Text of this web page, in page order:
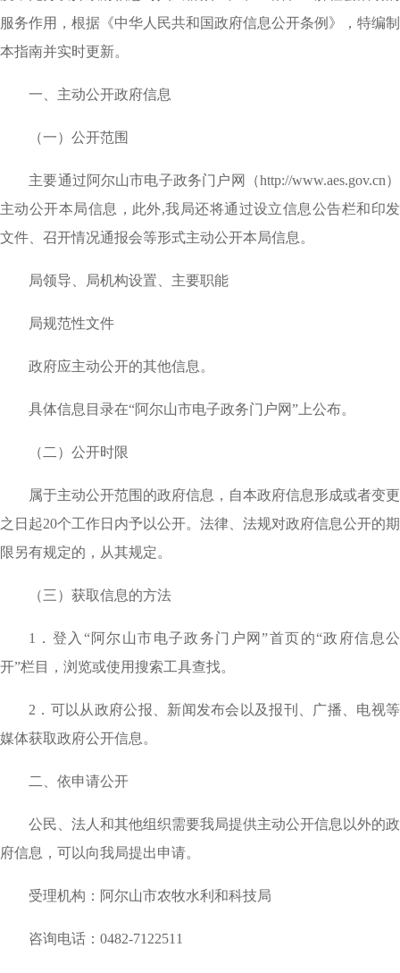
服务作用，根据《中华人民共和国政府信息公开条例》，特编制
本指南并实时更新。
一、主动公开政府信息
（一）公开范围
主要通过阿尔山市电子政务门户网（http://www.aes.gov.cn）
主动公开本局信息，此外,我局还将通过设立信息公告栏和印发
文件、召开情况通报会等形式主动公开本局信息。
局领导、局机构设置、主要职能
局规范性文件
政府应主动公开的其他信息。
具体信息目录在“阿尔山市电子政务门户网”上公布。
（二）公开时限
属于主动公开范围的政府信息，自本政府信息形成或者变更
之日起20个工作日内予以公开。法律、法规对政府信息公开的期
限另有规定的，从其规定。
（三）获取信息的方法
1．登入“阿尔山市电子政务门户网”首页的“政府信息公
开”栏目，浏览或使用搜索工具查找。
2．可以从政府公报、新闻发布会以及报刊、广播、电视等
媒体获取政府公开信息。
二、依申请公开
公民、法人和其他组织需要我局提供主动公开信息以外的政
府信息，可以向我局提出申请。
受理机构：阿尔山市农牧水利和科技局
咨询电话： 0482-7122511